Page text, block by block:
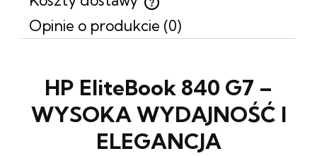
Cena nie zawiera ewentualnych kosztów płatności
Opinie o produkcie (0)
HP EliteBook 840 G7 –
WYSOKA WYDAJNOŚĆ I
ELEGANCJA